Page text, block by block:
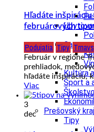
Gastro
Kultúra
Šport a
Prešovský kraj
Tipy
Hľadáte
februárových
Podujatia Tipy
Február v regióne
prehliadok,
hľadáte inšpiráciu,
Viac
3
dec